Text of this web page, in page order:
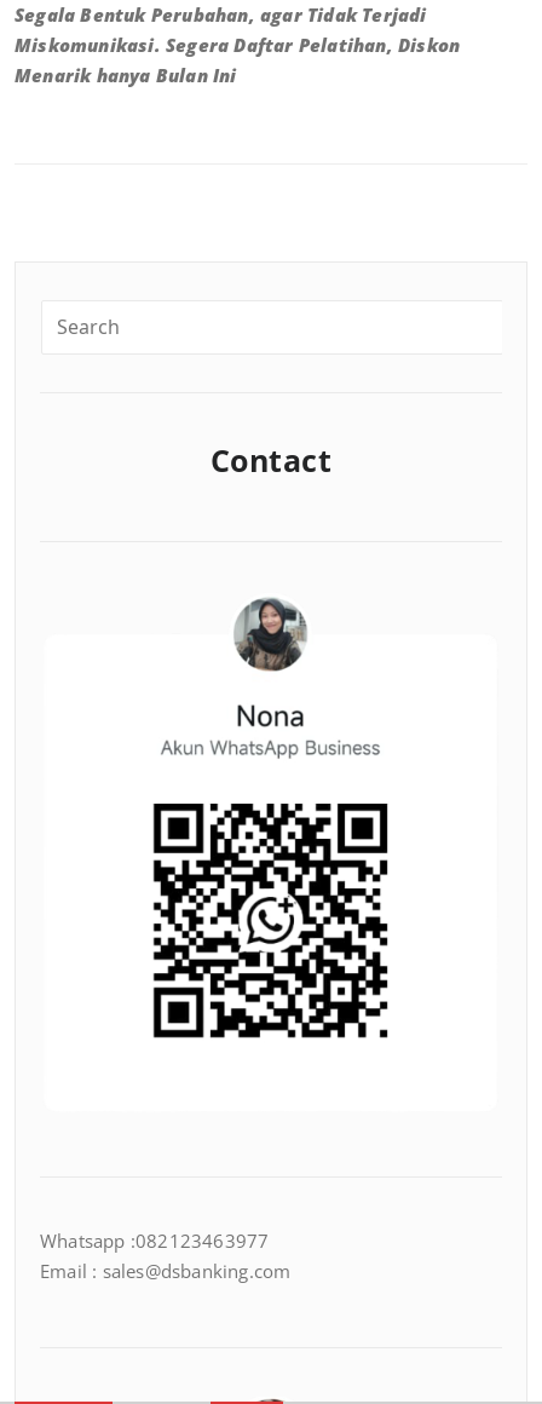
Segala Bentuk Perubahan, agar Tidak Terjadi
Miskomunikasi. Segera Daftar Pelatihan, Diskon
Menarik hanya Bulan Ini
Contact
Whatsapp :082123463977
Email : sales@dsbanking.com